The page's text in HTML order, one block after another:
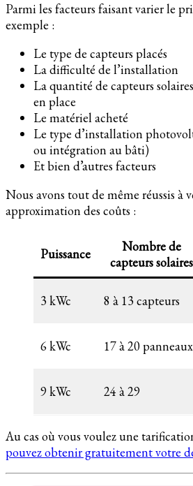
Parmi les facteurs faisant varier le
exemple :
Le type de capteurs placés
La difficulté de l’installation
La quantité de capteurs
en place
Le matériel acheté
Le type d’installation
ou intégration au bâti)
Et bien d’autres facteurs
Nous avons tout de même réussis à
approximation des coûts :
Puissance
Nombre de
capteurs solaires
3 kWc 8 à 13 capteurs
6 kWc 17 à 20 panneaux
9 kWc 24 à 29
Au cas où vous voulez une
pouvez obtenir gratuitement votre